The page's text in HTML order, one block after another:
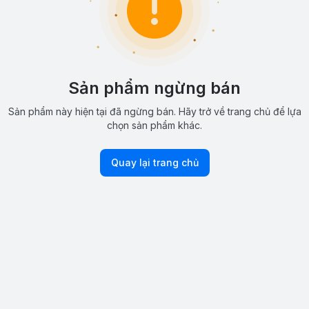
Sản phẩm ngừng bán
Sản phẩm này hiện tại đã ngừng bán. Hãy trở về trang chủ để lựa
chọn sản phẩm khác.
Quay lại trang chủ